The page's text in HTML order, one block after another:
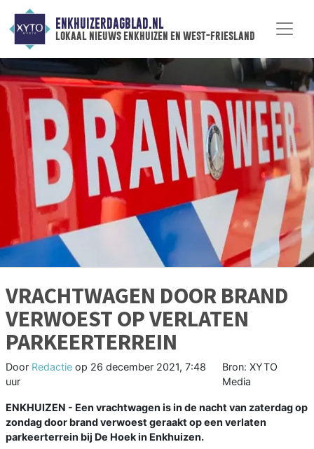
ENKHUIZERDAGBLAD.NL
lokaal nieuws enkhuizen en west-friesland
VRACHTWAGEN DOOR BRAND
VERWOEST OP VERLATEN
PARKEERTERREIN
Door Redactie op 26 december 2021, 7:48
uur
Bron: XYTO
Media
ENKHUIZEN - Een vrachtwagen is in de nacht van zaterdag op
zondag door brand verwoest geraakt op een verlaten
parkeerterrein bij De Hoek in Enkhuizen.